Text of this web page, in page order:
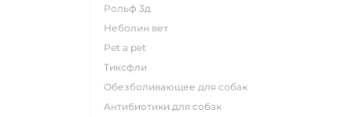
рольф 3д
неболин вет
pet a pet
тиксфли
обезболивающее для собак
антибиотики для собак